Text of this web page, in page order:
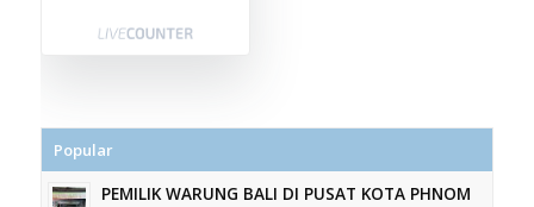
Popular
PEMILIK WARUNG BALI DI PUSAT KOTA PHNOM